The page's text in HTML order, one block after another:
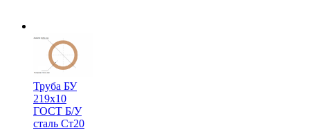
Труба БУ
219х10
ГОСТ Б/У
сталь Ст20